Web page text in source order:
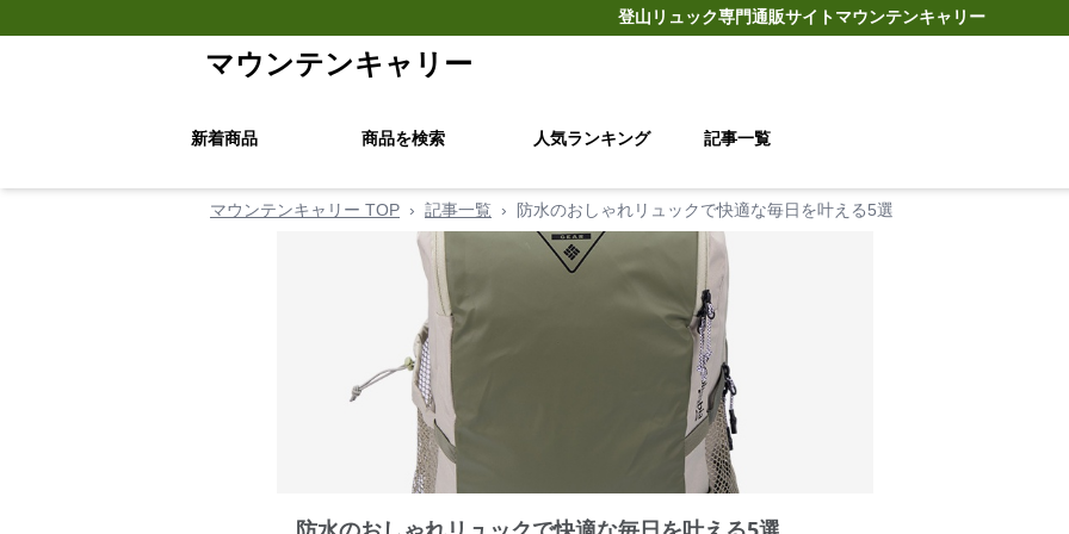
登山リュック専門通販サイトマウンテンキャリー
マウンテンキャリー
新着商品 商品を検索 人気ランキング 記事一覧
マウンテンキャリー TOP › 記事一覧 › 防水のおしゃれリュックで快適な毎日を叶える5選